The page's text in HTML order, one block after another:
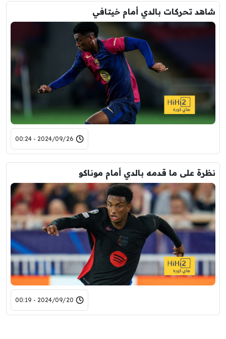
شاهد تحركات بالدي أمام خيتافي
2024/09/26 - 00:24
نظرة على ما قدمه بالدي أمام موناكو
2024/09/20 - 00:19